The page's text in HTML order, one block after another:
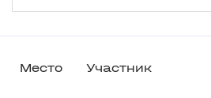
Место Участник